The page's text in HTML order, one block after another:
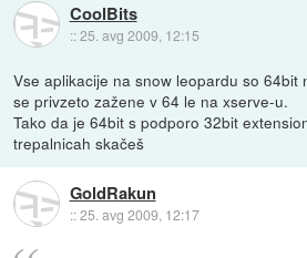
CoolBits
::25. avg 2009, 12:15
Vse aplikacije na snow leopardu so 64bit
se privzeto zažene v 64 le na xserve-u.
Tako da je 64bit s podporo 32bit
trepalnicah skačeš
GoldRakun
::25. avg 2009, 12:17